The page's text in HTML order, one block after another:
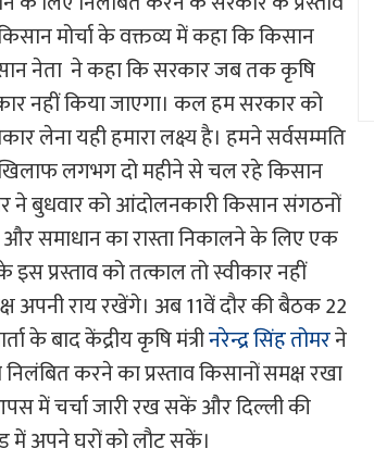
मोर्चा के वक्तव्य में कहा कि किसान
नेता ने कहा कि सरकार जब तक कृषि
नहीं किया जाएगा। कल हम सरकार को
लेना यही हमारा लक्ष्य है। हमने सर्वसम्मति
लगभग दो महीने से चल रहे किसान
बुधवार को आंदोलनकारी किसान संगठनों
समाधान का रास्ता निकालने के लिए एक
प्रस्ताव को तत्काल तो स्वीकार नहीं
अपनी राय रखेंगे। अब 11वें दौर की बैठक 22
के बाद केंद्रीय कृषि मंत्रीनरेन्द्र सिंह तोमरने
करने का प्रस्ताव किसानों समक्ष रखा
में चर्चा जारी रख सकें और दिल्ली की
में अपने घरों को लौट सकें।